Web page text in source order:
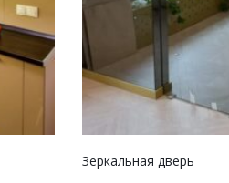
Зеркальная дверь